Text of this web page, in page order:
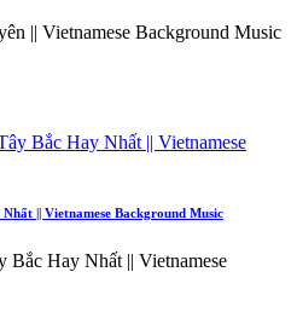
|| Vietnamese Background Music
|| Vietnamese Background Music
Hay Nhất || Vietnamese